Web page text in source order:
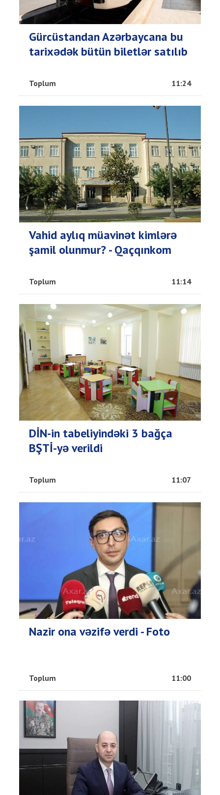
Gürcüstandan Azərbaycana bu
tarixədək bütün biletlər satılıb
Toplum 11:24
Vahid aylıq müavinət kimlərə
şamil olunmur? - Qaçqınkom
Toplum 11:14
DİN-in tabeliyindəki 3 bağça
BŞTİ-yə verildi
Toplum 11:07
Nazir ona vəzifə verdi - Foto
Toplum 11:00